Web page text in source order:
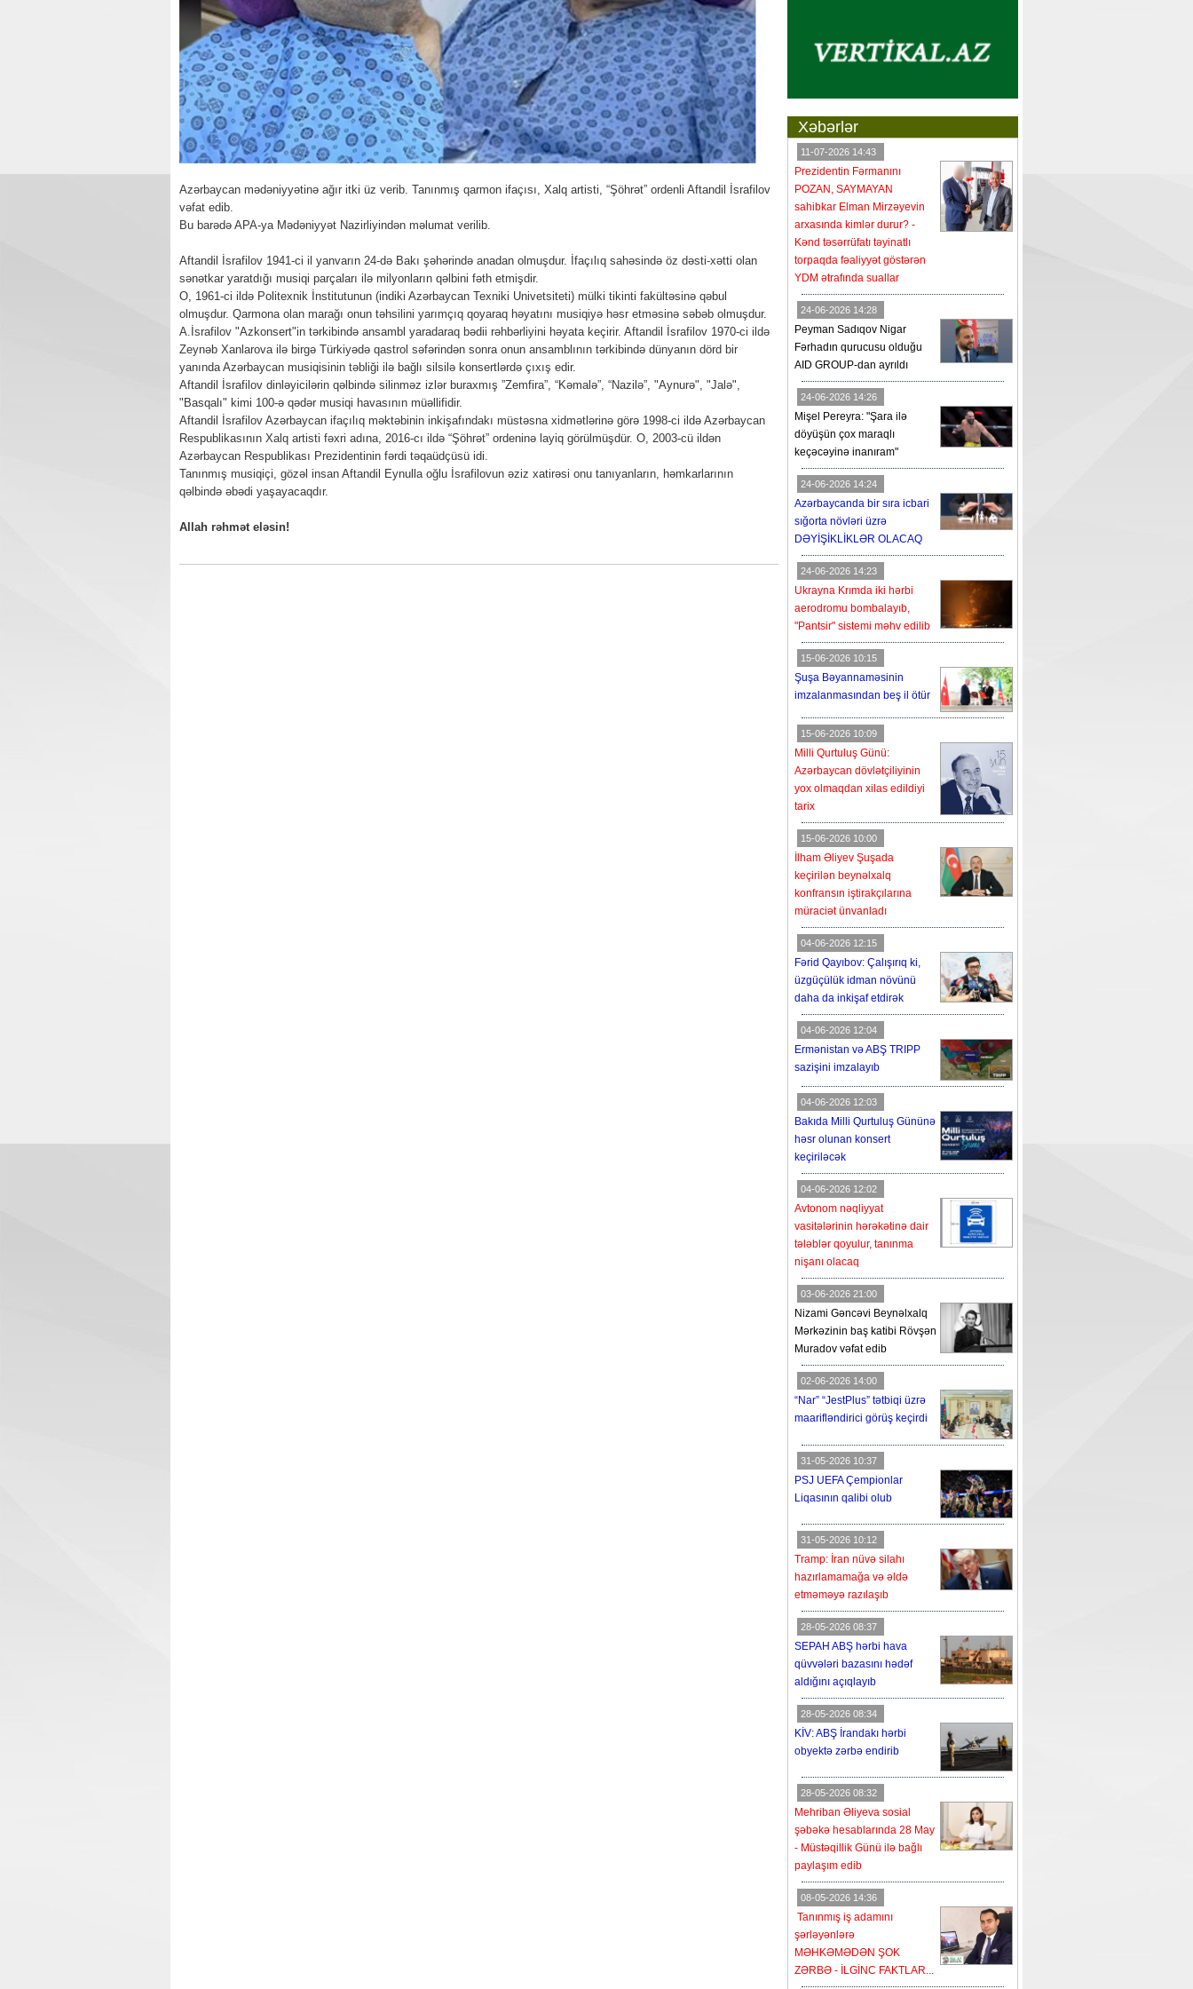
Azərbaycan mədəniyyətinə ağır itki üz verib. Tanınmış qarmon ifaçısı, Xalq artisti, “Şöhrət” ordenli Aftandil İsrafilov
vəfat edib.
Bu barədə APA-ya Mədəniyyət Nazirliyindən məlumat verilib.
Aftandil İsrafilov 1941-ci il yanvarın 24-də Bakı şəhərində anadan olmuşdur. İfaçılıq sahəsində öz dəsti-xətti olan
sənətkar yaratdığı musiqi parçaları ilə milyonların qəlbini fəth etmişdir.
O, 1961-ci ildə Politexnik İnstitutunun (indiki Azərbaycan Texniki Univetsiteti) mülki tikinti fakültəsinə qəbul
olmuşdur. Qarmona olan marağı onun təhsilini yarımçıq qoyaraq həyatını musiqiyə həsr etməsinə səbəb olmuşdur.
A.İsrafilov "Azkonsert"in tərkibində ansambl yaradaraq bədii rəhbərliyini həyata keçirir. Aftandil İsrafilov 1970-ci ildə
Zeynəb Xanlarova ilə birgə Türkiyədə qastrol səfərindən sonra onun ansamblının tərkibində dünyanın dörd bir
yanında Azərbaycan musiqisinin təbliği ilə bağlı silsilə konsertlərdə çıxış edir.
Aftandil İsrafilov dinləyicilərin qəlbində silinməz izlər buraxmış ”Zemfira”, “Kəmalə”, “Nazilə”, "Aynurə", "Jalə",
"Basqalı" kimi 100-ə qədər musiqi havasının müəllifidir.
Aftandil İsrafilov Azərbaycan ifaçılıq məktəbinin inkişafındakı müstəsna xidmətlərinə görə 1998-ci ildə Azərbaycan
Respublikasının Xalq artisti fəxri adına, 2016-cı ildə “Şöhrət” ordeninə layiq görülmüşdür. O, 2003-cü ildən
Azərbaycan Respublikası Prezidentinin fərdi təqaüdçüsü idi.
Tanınmış musiqiçi, gözəl insan Aftandil Eynulla oğlu İsrafilovun əziz xatirəsi onu tanıyanların, həmkarlarının
qəlbində əbədi yaşayacaqdır.
Allah rəhmət eləsin!
Xəbərlər
11-07-2026 14:43
Prezidentin Fərmanını
POZAN, SAYMAYAN
sahibkar Elman Mirzəyevin
arxasında kimlər durur? -
Kənd təsərrüfatı təyinatlı
torpaqda fəaliyyət göstərən
YDM ətrafında suallar
24-06-2026 14:28
Peyman Sadıqov Nigar
Fərhadın qurucusu olduğu
AID GROUP-dan ayrıldı
24-06-2026 14:26
Mişel Pereyra: "Şara ilə
döyüşün çox maraqlı
keçəcəyinə inanıram"
24-06-2026 14:24
Azərbaycanda bir sıra icbari
sığorta növləri üzrə
DƏYİŞİKLİKLƏR OLACAQ
24-06-2026 14:23
Ukrayna Krımda iki hərbi
aerodromu bombalayıb,
"Pantsir" sistemi məhv edilib
15-06-2026 10:15
Şuşa Bəyannaməsinin
imzalanmasından beş il ötür
15-06-2026 10:09
Milli Qurtuluş Günü:
Azərbaycan dövlətçiliyinin
yox olmaqdan xilas edildiyi
tarix
15-06-2026 10:00
İlham Əliyev Şuşada
keçirilən beynəlxalq
konfransın iştirakçılarına
müraciət ünvanladı
04-06-2026 12:15
Fərid Qayıbov: Çalışırıq ki,
üzgüçülük idman növünü
daha da inkişaf etdirək
04-06-2026 12:04
Ermənistan və ABŞ TRIPP
sazişini imzalayıb
04-06-2026 12:03
Bakıda Milli Qurtuluş Gününə
həsr olunan konsert
keçiriləcək
04-06-2026 12:02
Avtonom nəqliyyat
vasitələrinin hərəkətinə dair
tələblər qoyulur, tanınma
nişanı olacaq
03-06-2026 21:00
Nizami Gəncəvi Beynəlxalq
Mərkəzinin baş katibi Rövşən
Muradov vəfat edib
02-06-2026 14:00
“Nar” “JestPlus” tətbiqi üzrə
maarifləndirici görüş keçirdi
31-05-2026 10:37
PSJ UEFA Çempionlar
Liqasının qalibi olub
31-05-2026 10:12
Tramp: İran nüvə silahı
hazırlamamağa və əldə
etməməyə razılaşıb
28-05-2026 08:37
SEPAH ABŞ hərbi hava
qüvvələri bazasını hədəf
aldığını açıqlayıb
28-05-2026 08:34
KİV: ABŞ İrandakı hərbi
obyektə zərbə endirib
28-05-2026 08:32
Mehriban Əliyeva sosial
şəbəkə hesablarında 28 May
- Müstəqillik Günü ilə bağlı
paylaşım edib
08-05-2026 14:36
Tanınmış iş adamını
şərləyənlərə
MƏHKƏMƏDƏN ŞOK
ZƏRBƏ - İLGİNC FAKTLAR...